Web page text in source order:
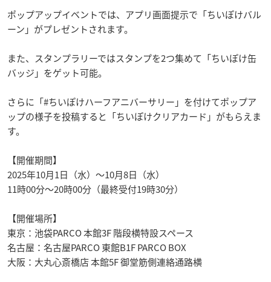
ポップアップイベントでは、アプリ画面提示で「ちいぽけバル
ーン」がプレゼントされます。
また、スタンプラリーではスタンプを2つ集めて「ちいぽけ缶
バッジ」をゲット可能。
さらに「#ちいぽけハーフアニバーサリー」を付けてポップア
ップの様子を投稿すると「ちいぽけクリアカード」がもらえま
す。
【開催期間】
2025年10月1日（水）～10月8日（水）
11時00分～20時00分（最終受付19時30分）
【開催場所】
東京：池袋PARCO 本館3F 階段横特設スペース
名古屋：名古屋PARCO 東館B1F PARCO BOX
大阪：大丸心斎橋店 本館5F 御堂筋側連絡通路横